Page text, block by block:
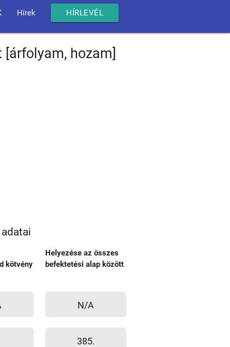
Hírek HÍRLEVÉL
[árfolyam, hozam]
kötvény
Helyezése az összes
befektetési alap között
N/A
385.